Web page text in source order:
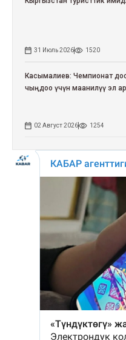
31 Июль 2026 1520
Касымалиев: Чемпионат
чыңдоо үчүн маанилүү эл
02 Август 2026 1254